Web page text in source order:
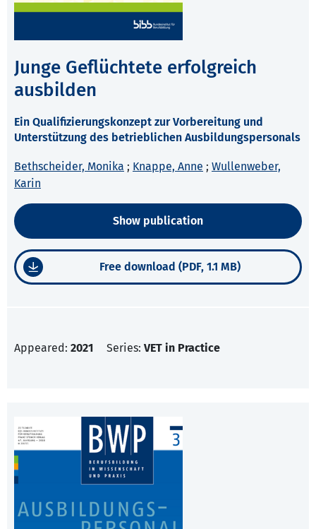
Junge Geflüchtete erfolgreich
ausbilden
Ein Qualifizierungskonzept zur Vorbereitung und
Unterstützung des betrieblichen Ausbildungspersonals
Bethscheider, Monika ; Knappe, Anne ; Wullenweber,
Karin
Show publication
Free download (PDF, 1.1 MB)
Appeared: 2021 Series: VET in Practice